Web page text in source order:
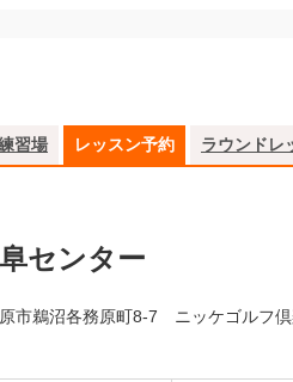
習場 レッスン予約 ラウンドレ
センター
市鵜沼各務原町8-7 ニッケゴルフ